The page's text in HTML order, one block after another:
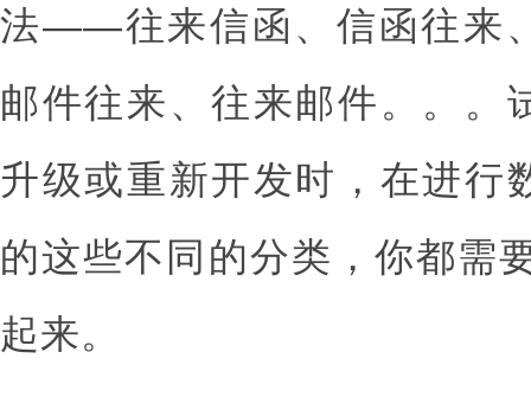
法——往来信函、信函往来
邮件往来、往来邮件。。。
升级或重新开发时，在进行
的这些不同的分类，你都需
起来。